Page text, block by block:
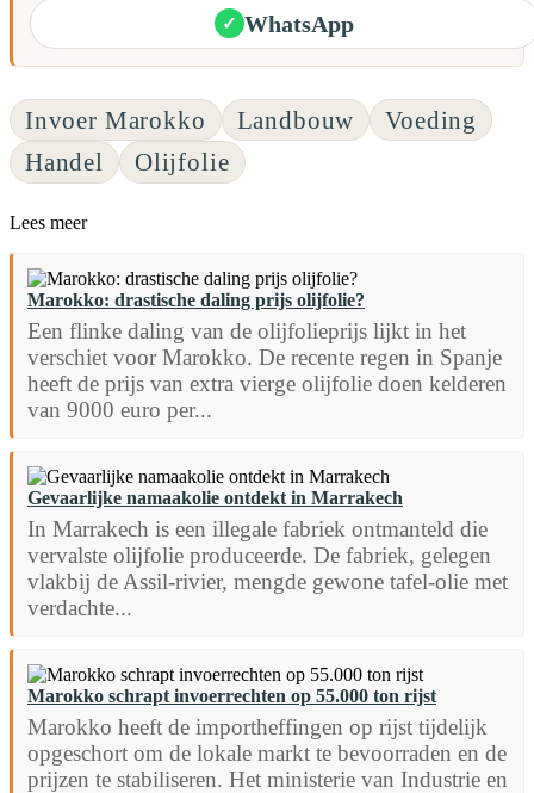
✓ WhatsApp
Invoer Marokko Landbouw
Voeding
Handel
Olijfolie
Lees meer
Marokko: drastische daling prijs olijfolie?
Een flinke daling van de olijfolieprijs lijkt in het
verschiet voor Marokko. De recente regen in Spanje
heeft de prijs van extra vierge olijfolie doen kelderen
van 9000 euro per...
Gevaarlijke namaakolie ontdekt in Marrakech
In Marrakech is een illegale fabriek ontmanteld die
vervalste olijfolie produceerde. De fabriek, gelegen
vlakbij de Assil-rivier, mengde gewone tafel-olie met
verdachte...
Marokko schrapt invoerrechten op 55.000 ton rijst
Marokko heeft de importheffingen op rijst tijdelijk
opgeschort om de lokale markt te bevoorraden en de
prijzen te stabiliseren. Het ministerie van Industrie en